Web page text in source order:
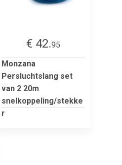
€ 42.95
Monzana
Persluchtslang set
van 2 20m
snelkoppeling/stekke
r